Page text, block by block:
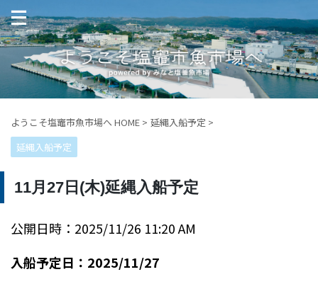
ようこそ塩竈市魚市場へ HOME > 延縄入船予定 >
延縄入船予定
11月27日(木)延縄入船予定
公開日時：2025/11/26 11:20 AM
入船予定日：2025/11/27